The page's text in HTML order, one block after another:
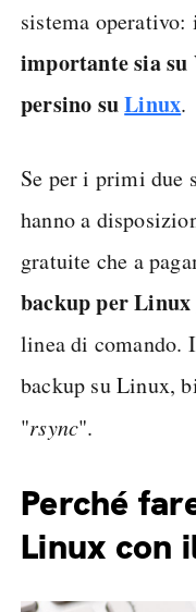
sistema
importante sia su
persino suLinux.
Se per i primi
hanno a
gratuite che a
backup per Linux
linea di comando.
backup su Linux,
"rsync".
Perché
Linux con